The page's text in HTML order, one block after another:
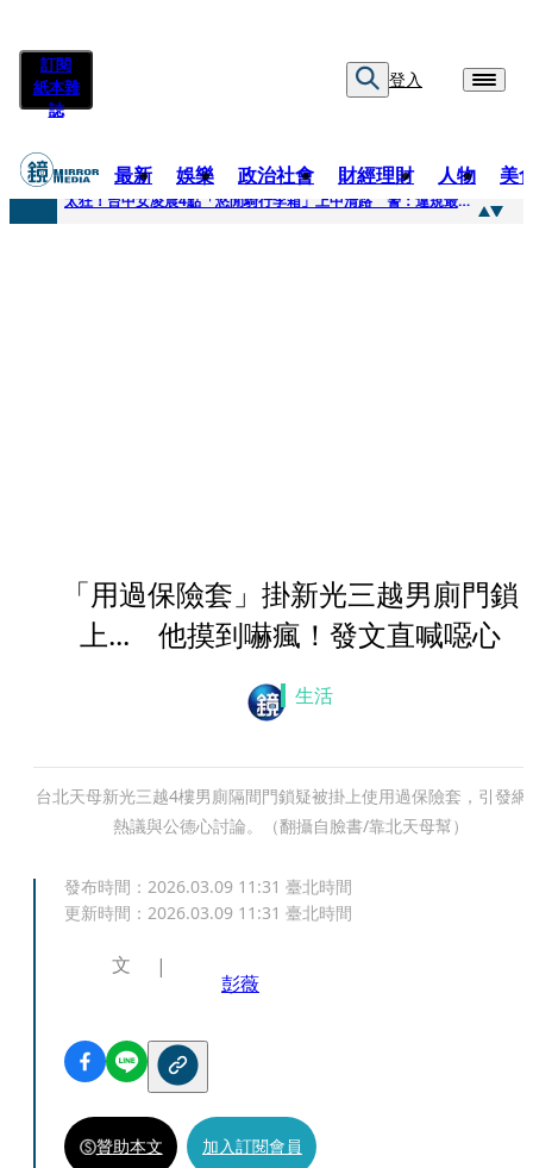
訂閱
紙本雜
誌
登入
最新 娛樂 政治社會 財經理財 人物 美
快訊
太狂！台中女凌晨4點「悠閒騎行李箱」上中清路 警：違規最高罰3600
「用過保險套」掛新光三越男廁門鎖
上... 他摸到嚇瘋！發文直喊噁心
生活
台北天母新光三越4樓男廁隔間門鎖疑被掛上使用過保險套，引發網
熱議與公德心討論。（翻攝自臉書/靠北天母幫）
發布時間： 2026.03.09 11:31 臺北時間
更新時間： 2026.03.09 11:31 臺北時間
文
彭薇
贊助本文 加入訂閱會員